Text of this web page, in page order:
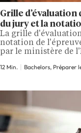
Grille d’évaluation
du jury et la
La grille
notation de
par le ministère de
quatre niveaux de
12 Min. Bachelors, Préparer